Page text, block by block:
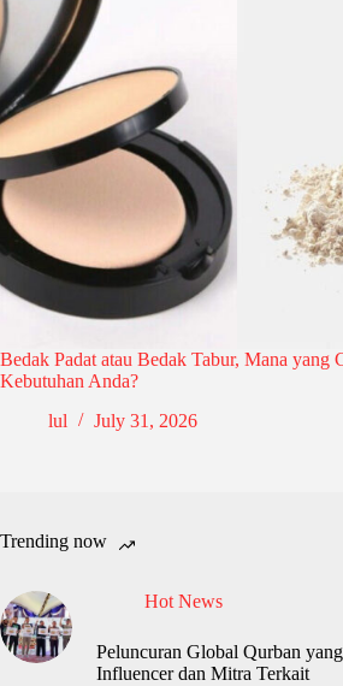
Bedak Padat atau Bedak Tabur, Mana yang
Kebutuhan Anda?
lul
July 31, 2026
Trending now
Hot News
Peluncuran Global Qurban
Influencer dan Mitra Terkait